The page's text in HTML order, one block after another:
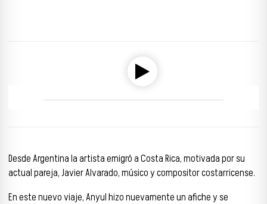
Desde Argentina la artista emigró a Costa Rica, motivada por su
actual pareja, Javier Alvarado, músico y compositor costarricense.
En este nuevo viaje, Anyul hizo nuevamente un afiche y se